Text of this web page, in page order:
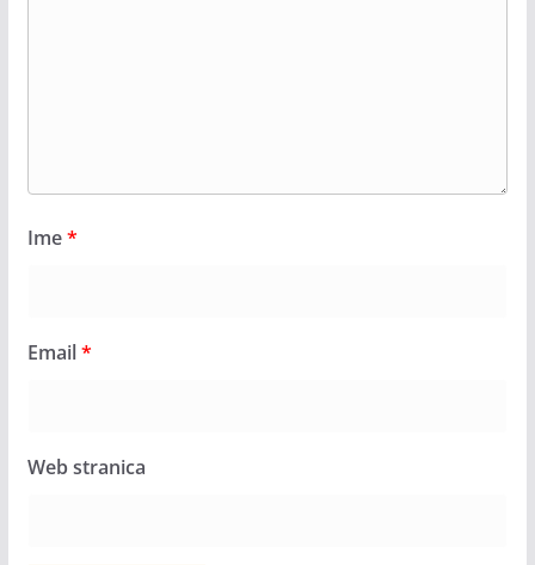
Ime*
Email*
Web stranica